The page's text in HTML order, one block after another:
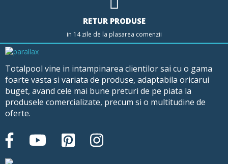
RETUR PRODUSE
in 14 zile de la plasarea comenzii
Totalpool vine in intampinarea clientilor sai cu o gama
foarte vasta si variata de produse, adaptabila oricarui
buget, avand cele mai bune preturi de pe piata la
produsele comercializate, precum si o multitudine de
oferte.